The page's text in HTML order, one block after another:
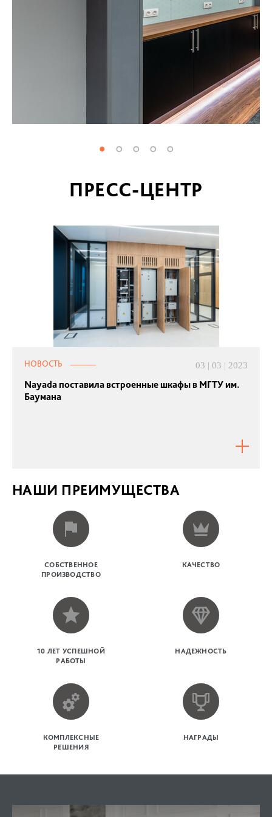
ПРЕСС-ЦЕНТР
НОВОСТЬ 03 | 03 | 2023
Nayada поставила встроенные шкафы в МГТУ им.
Баумана
НАШИ ПРЕИМУЩЕСТВА
СОБСТВЕННОЕ
ПРОИЗВОДСТВО
КАЧЕСТВО
10 ЛЕТ УСПЕШНОЙ
РАБОТЫ
НАДЕЖНОСТЬ
КОМПЛЕКСНЫЕ
РЕШЕНИЯ
НАГРАДЫ